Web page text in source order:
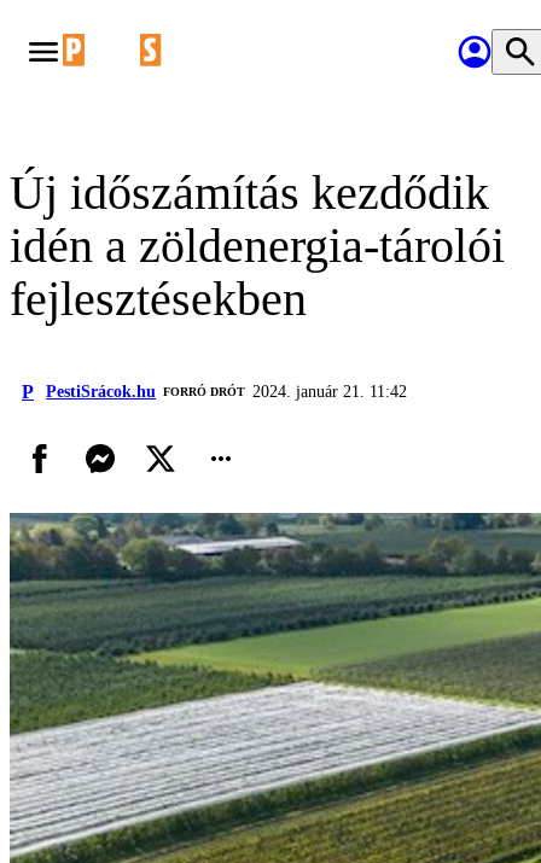
Új időszámítás kezdődik
idén a zöldenergia-tárolói
fejlesztésekben
P PestiSrácok.hu FORRÓ DRÓT 2024. január 21. 11:42